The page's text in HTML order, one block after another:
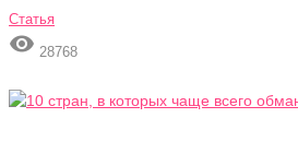
Статья
 28768